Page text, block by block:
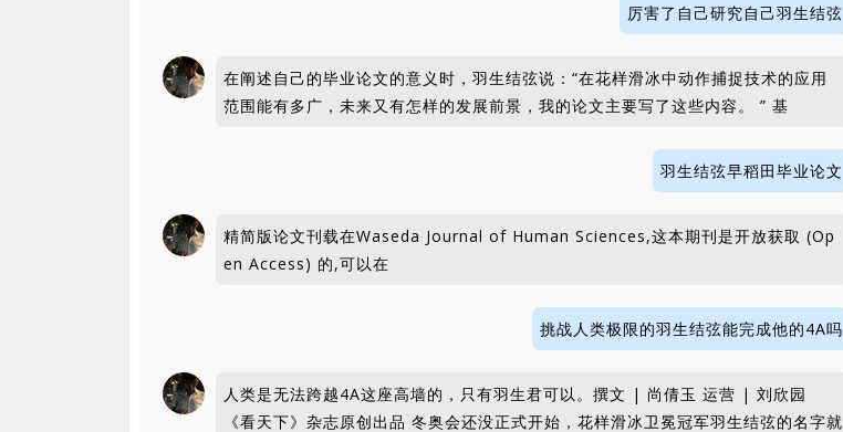
厉害了自己研究自己羽生结弦
在阐述自己的毕业论文的意义时，羽生结弦说：“在花样滑冰中动作捕捉技术的应用
范围能有多广，未来又有怎样的发展前景，我的论文主要写了这些内容。 ” 基
羽生结弦早稻田毕业论文
精简版论文刊载在Waseda Journal of Human Sciences,这本期刊是开放获取 (Op
en Access) 的,可以在
挑战人类极限的羽生结弦能完成他的4A吗
⼈类是⽆法跨越4A这座⾼墙的，只有⽻⽣君可以。撰⽂ | 尚倩⽟ 运营 | 刘欣园
《看天下》杂志原创出品 冬奥会还没正式开始，花样滑冰卫冕冠军⽻⽣结弦的名字就